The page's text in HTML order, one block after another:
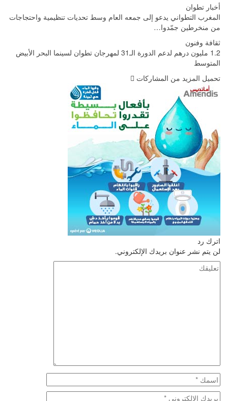
أخبار تطوان
المغرب التطواني يدعو إلى جمعه العام وسط تحديات تنظيمية واحتجاجات
من منخرطين جمّدوا…
ثقافة وفنون
1.2 مليون درهم لدعم الدورة الـ31 لمهرجان تطوان لسينما البحر الأبيض
المتوسط
تحميل المزيد من المشاركات
اترك رد
لن يتم نشر عنوان بريدك الإلكتروني.